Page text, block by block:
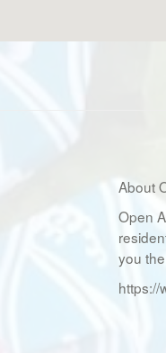
About
Open
you
https://